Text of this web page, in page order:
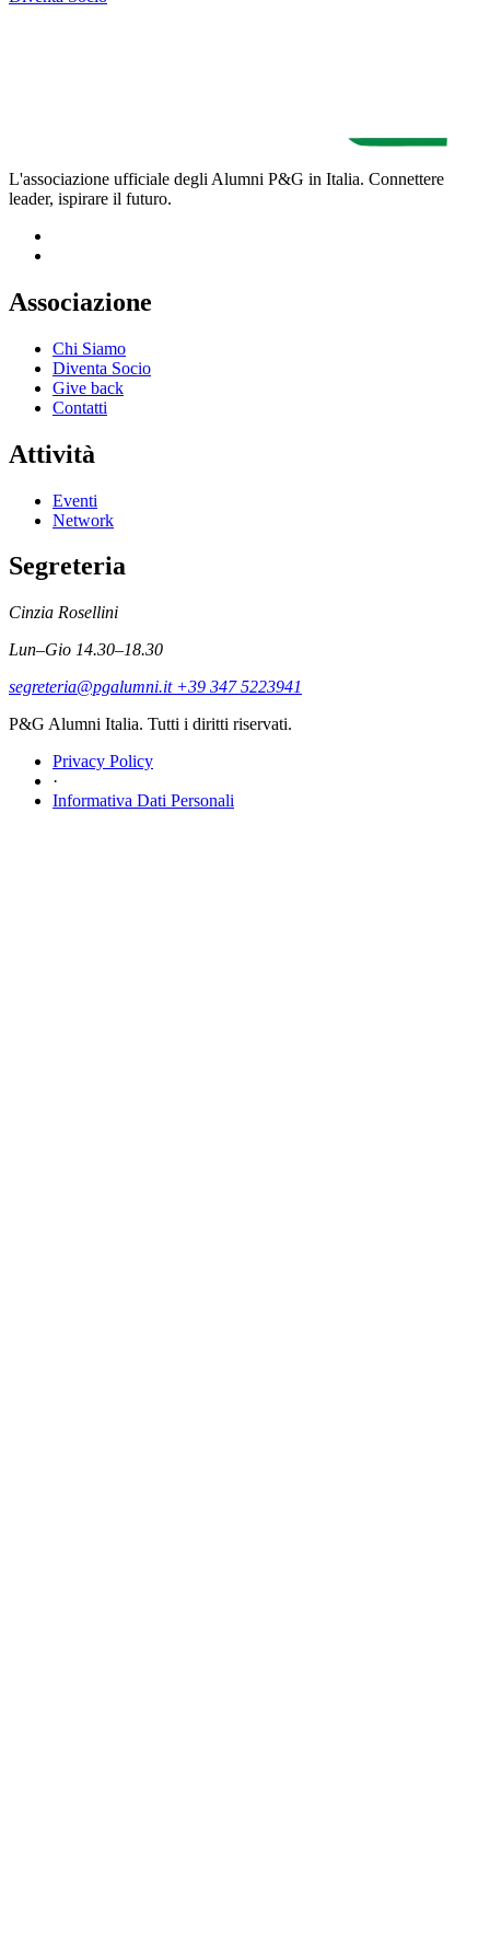
L'associazione ufficiale degli Alumni P&G in Italia. Connettere
leader, ispirare il futuro.
Associazione
Chi Siamo
Diventa Socio
Give back
Contatti
Attività
Eventi
Network
Segreteria
Cinzia Rosellini
Lun–Gio 14.30–18.30
segreteria@pgalumni.it +39 347 5223941
P&G Alumni Italia. Tutti i diritti riservati.
Privacy Policy
·
Informativa Dati Personali